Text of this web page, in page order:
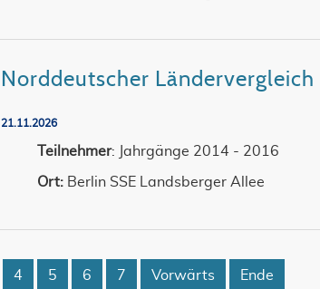
Norddeutscher Ländervergleich
21.11.2026
Teilnehmer: Jahrgänge 2014 - 2016
Ort: Berlin SSE Landsberger Allee
4 5 6 7 Vorwärts Ende